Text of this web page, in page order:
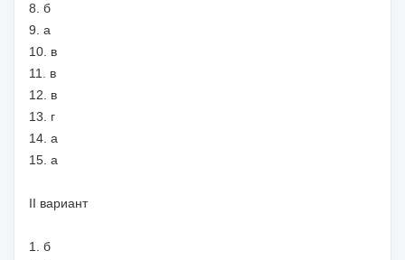
8. б
9. а
10. в
11. в
12. в
13. г
14. а
15. а
II вариант
1. б